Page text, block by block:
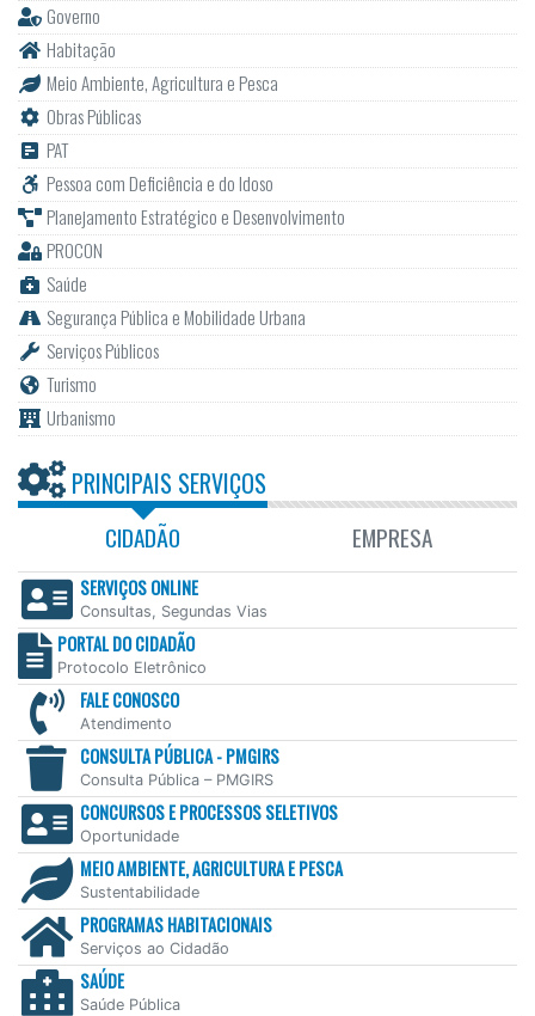
Governo
Habitação
Meio Ambiente, Agricultura e Pesca
Obras Públicas
PAT
Pessoa com Deficiência e do Idoso
Planejamento Estratégico e Desenvolvimento
PROCON
Saúde
Segurança Pública e Mobilidade Urbana
Serviços Públicos
Turismo
Urbanismo
PRINCIPAIS SERVIÇOS
CIDADÃO EMPRESA
SERVIÇOS ONLINE
Consultas, Segundas Vias
PORTAL DO CIDADÃO
Protocolo Eletrônico
FALE CONOSCO
Atendimento
CONSULTA PÚBLICA - PMGIRS
Consulta Pública – PMGIRS
CONCURSOS E PROCESSOS SELETIVOS
Oportunidade
MEIO AMBIENTE, AGRICULTURA E PESCA
Sustentabilidade
PROGRAMAS HABITACIONAIS
Serviços ao Cidadão
SAÚDE
Saúde Pública